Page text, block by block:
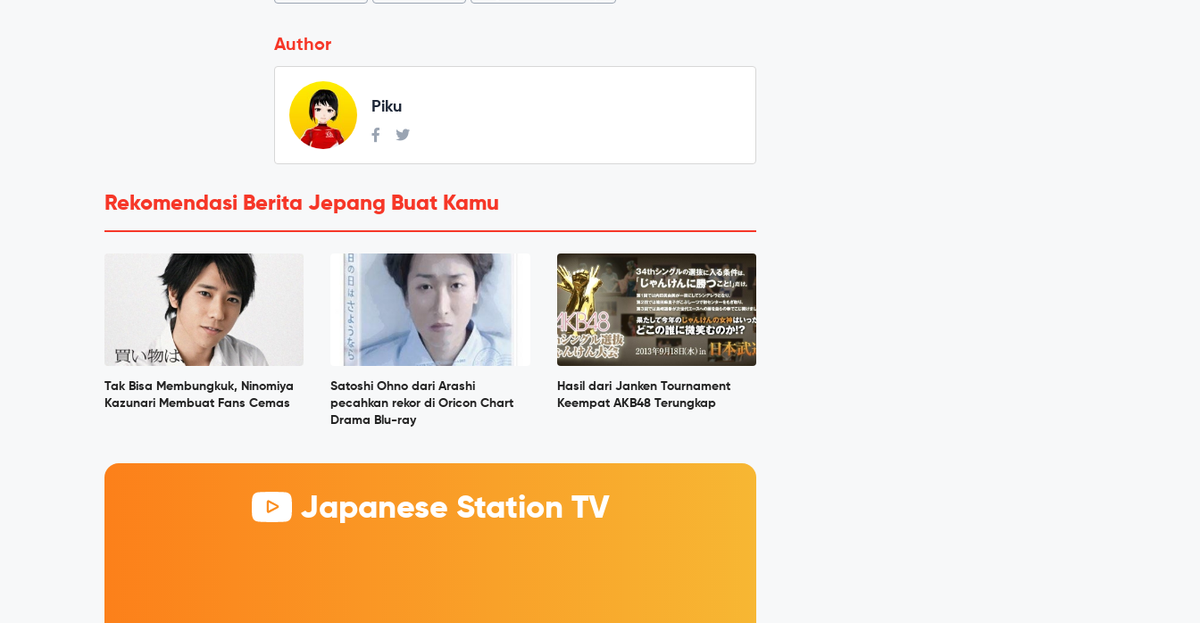
Author
Piku
Rekomendasi Berita Jepang Buat Kamu
Tak Bisa Membungkuk, Ninomiya
Kazunari Membuat Fans Cemas
Satoshi Ohno dari Arashi
pecahkan rekor di Oricon Chart
Drama Blu-ray
Hasil dari Janken Tournament
Keempat AKB48 Terungkap
Japanese Station TV